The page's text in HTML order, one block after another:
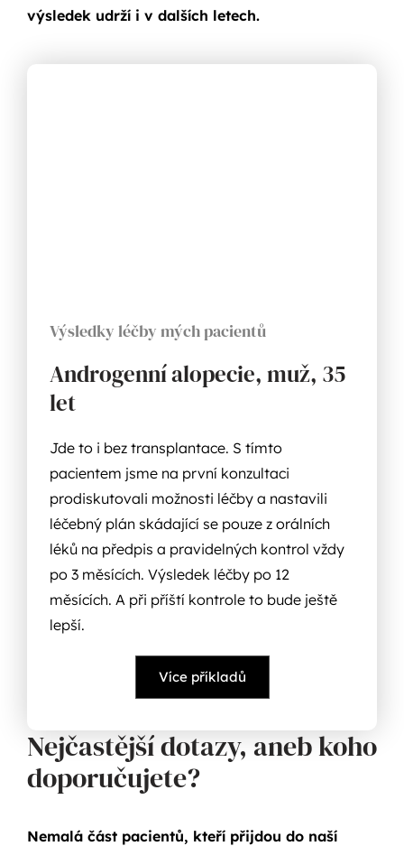
výsledek udrží i v dalších letech.
Výsledky léčby mých pacientů
Androgenní alopecie, muž, 35
let
Jde to i bez transplantace. S tímto
pacientem jsme na první konzultaci
prodiskutovali možnosti léčby a nastavili
léčebný plán skádající se pouze z orálních
léků na předpis a pravidelných kontrol vždy
po 3 měsících. Výsledek léčby po 12
měsících. A při příští kontrole to bude ještě
lepší.
Více příkladů
Nejčastější dotazy, aneb koho
doporučujete?
Nemalá část pacientů, kteří přijdou do naší